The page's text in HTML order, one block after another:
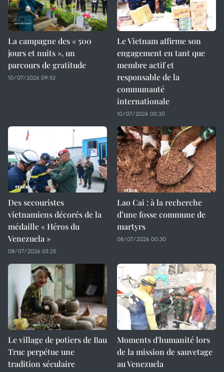
La campagne des « 500
jours et nuits », un
parcours de gratitude
10/07/2026 09:53
Le Vietnam affirme son
engagement en tant que
membre actif et
responsable de la
communauté
internationale
10/07/2026 00:30
Des secouristes
vietnamiens décorés de la
médaille « Héros du
Venezuela »
08/07/2026 03:25
Lao Cai : à la recherche
d’une fosse commune de
martyrs
08/07/2026 00:30
Le village de potiers de Bau
Truc perpétue une
tradition séculaire
Moments d'humanité lors
de la mission de sauvetage
au Venezuela